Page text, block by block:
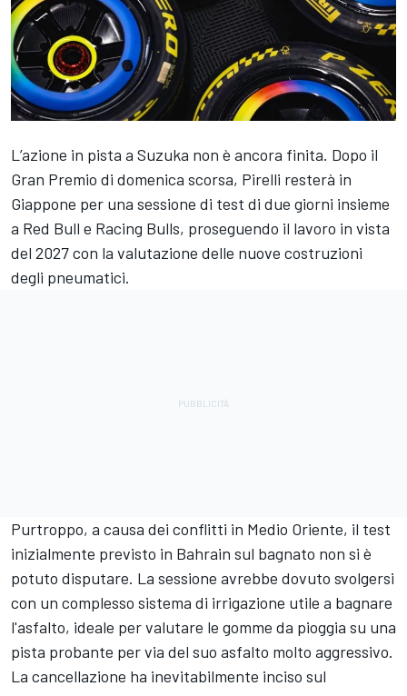
L’azione in pista a Suzuka non è ancora finita. Dopo il
Gran Premio di domenica scorsa, Pirelli resterà in
Giappone per una sessione di test di due giorni insieme
a Red Bull e Racing Bulls, proseguendo il lavoro in vista
del 2027 con la valutazione delle nuove costruzioni
degli pneumatici.
Purtroppo, a causa dei conflitti in Medio Oriente, il test
inizialmente previsto in Bahrain sul bagnato non si è
potuto disputare. La sessione avrebbe dovuto svolgersi
con un complesso sistema di irrigazione utile a bagnare
l'asfalto, ideale per valutare le gomme da pioggia su una
pista probante per via del suo asfalto molto aggressivo.
La cancellazione ha inevitabilmente inciso sul